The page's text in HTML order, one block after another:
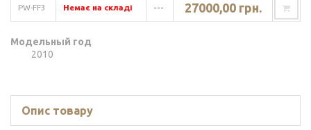
PW-FF3 Немає на складі --- 27000,00 грн.
Модельный год
2010
Опис товару